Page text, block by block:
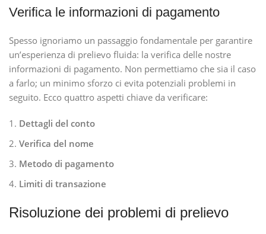
Verifica le informazioni di pagamento
Spesso ignoriamo un passaggio fondamentale per garantire
un’esperienza di prelievo fluida: la verifica delle nostre
informazioni di pagamento. Non permettiamo che sia il caso
a farlo; un minimo sforzo ci evita potenziali problemi in
seguito. Ecco quattro aspetti chiave da verificare:
Dettagli del conto
Verifica del nome
Metodo di pagamento
Limiti di transazione
Risoluzione dei problemi di prelievo